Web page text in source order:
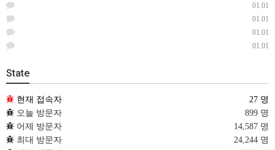
01.01
01.01
01.01
01.01
State
현재 접속자
27 명
오늘 방문자
899 명
어제 방문자
14,587 명
최대 방문자
24,244 명